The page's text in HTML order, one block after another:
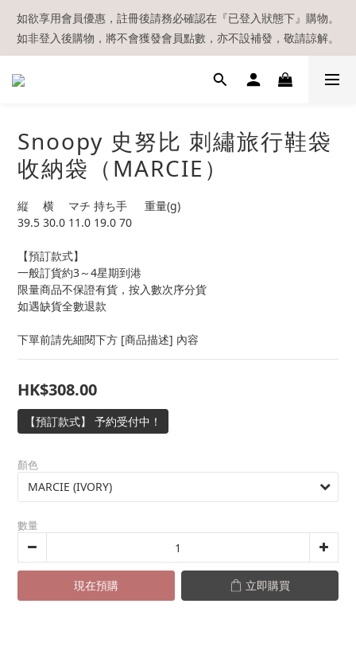
【現貨區】內款式均為在港現貨，現貨區以外的所有貨品都需要訂
貨喔！
如欲享用會員優惠，註冊後請務必確認在『已登入狀態下』購物。
如非登入後購物，將不會獲發會員點數，亦不設補發，敬請諒解。
溫馨提示：所有順豐快遞／本地及國際郵遞寄出後，本店只會以電
【現貨區】內款式均為在港現貨，現貨區以外的所有貨品都需要訂
貨喔！
Snoopy 史努比 刺繡旅行鞋袋
收納袋（MARCIE）
縦	横	マチ	持ち手	重量(g)
39.5	30.0	11.0	19.0	70
【預訂款式】
一般訂貨約3～4星期到港
限量商品不保證有貨，按入數次序分貨
如遇缺貨全數退款
下單前請先細閱下方 [商品描述] 內容
HK$308.00
【預訂款式】 予約受付中！
顏色
數量
現在預購 立即購買